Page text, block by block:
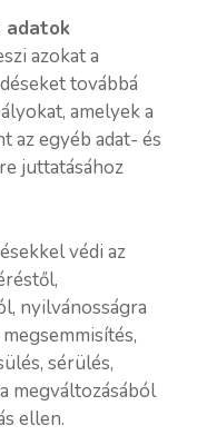
adatok
azokat a
továbbá
amelyek a
az egyéb adat- és
juttatásához
védi az
nyilvánosságra
sérülés,
megváltozásából
ellen.